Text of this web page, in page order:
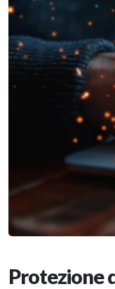
Protezione